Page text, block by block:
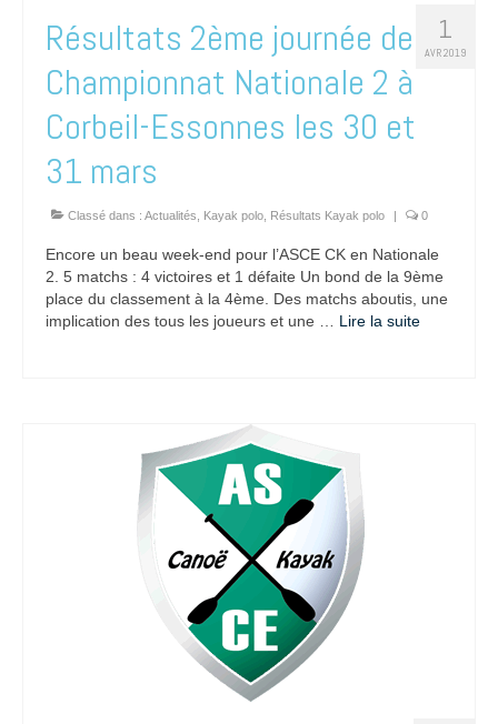
1
AVR 2019
Résultats 2ème journée de
Championnat Nationale 2 à
Corbeil-Essonnes les 30 et
31 mars
Classé dans : Actualités Kayak polo Résultats Kayak polo | 0
Encore un beau week-end pour l’ASCE CK en Nationale
2. 5 matchs : 4 victoires et 1 défaite Un bond de la 9ème
place du classement à la 4ème. Des matchs aboutis, une
implication des tous les joueurs et une … Lire la suite­­